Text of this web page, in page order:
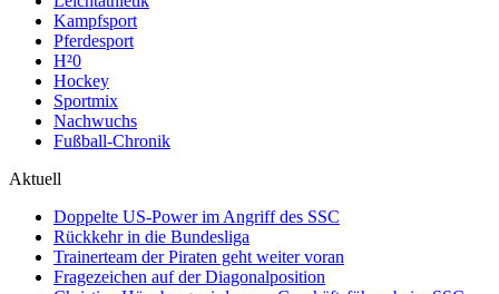
Kampfsport
Pferdesport
H²0
Hockey
Sportmix
Nachwuchs
Fußball-Chronik
Aktuell
Doppelte US-Power im Angriff des SSC
Rückkehr in die Bundesliga
Trainerteam der Piraten geht weiter voran
Fragezeichen auf der Diagonalposition